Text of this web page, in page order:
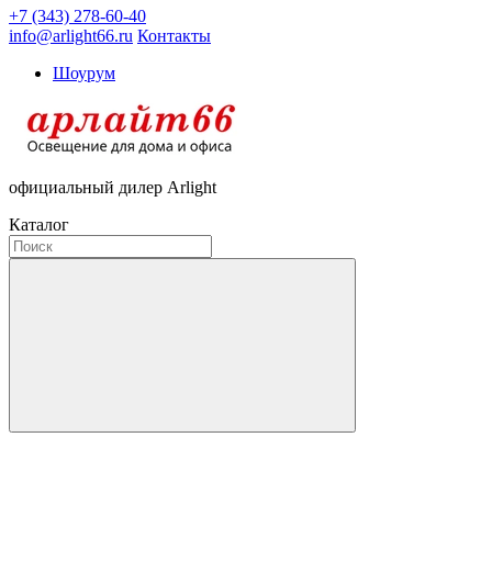
+7 (343) 278-60-40
info@arlight66.ru Контакты
Шоурум
официальный дилер Arlight
Каталог